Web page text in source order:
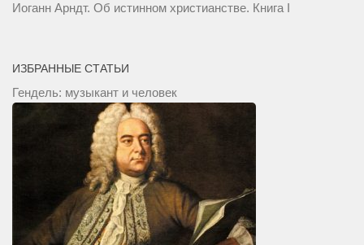
Иоганн Арндт. Об истинном христианстве. Книга I
ИЗБРАННЫЕ СТАТЬИ
Гендель: музыкант и человек